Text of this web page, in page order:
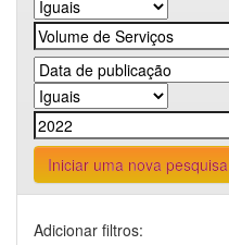
Iniciar uma nova pesquisa
Adicionar filtros: